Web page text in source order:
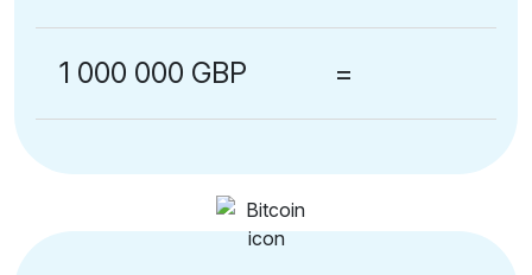
1 000 000 GBP =